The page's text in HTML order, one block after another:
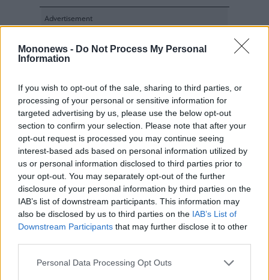
Mononews - Do Not Process My Personal
Information
If you wish to opt-out of the sale, sharing to third parties, or
processing of your personal or sensitive information for
targeted advertising by us, please use the below opt-out
section to confirm your selection. Please note that after your
opt-out request is processed you may continue seeing
interest-based ads based on personal information utilized by
us or personal information disclosed to third parties prior to
your opt-out. You may separately opt-out of the further
disclosure of your personal information by third parties on the
IAB’s list of downstream participants. This information may
also be disclosed by us to third parties on the IAB’s List of
Downstream Participants that may further disclose it to other
Personal Data Processing Opt Outs